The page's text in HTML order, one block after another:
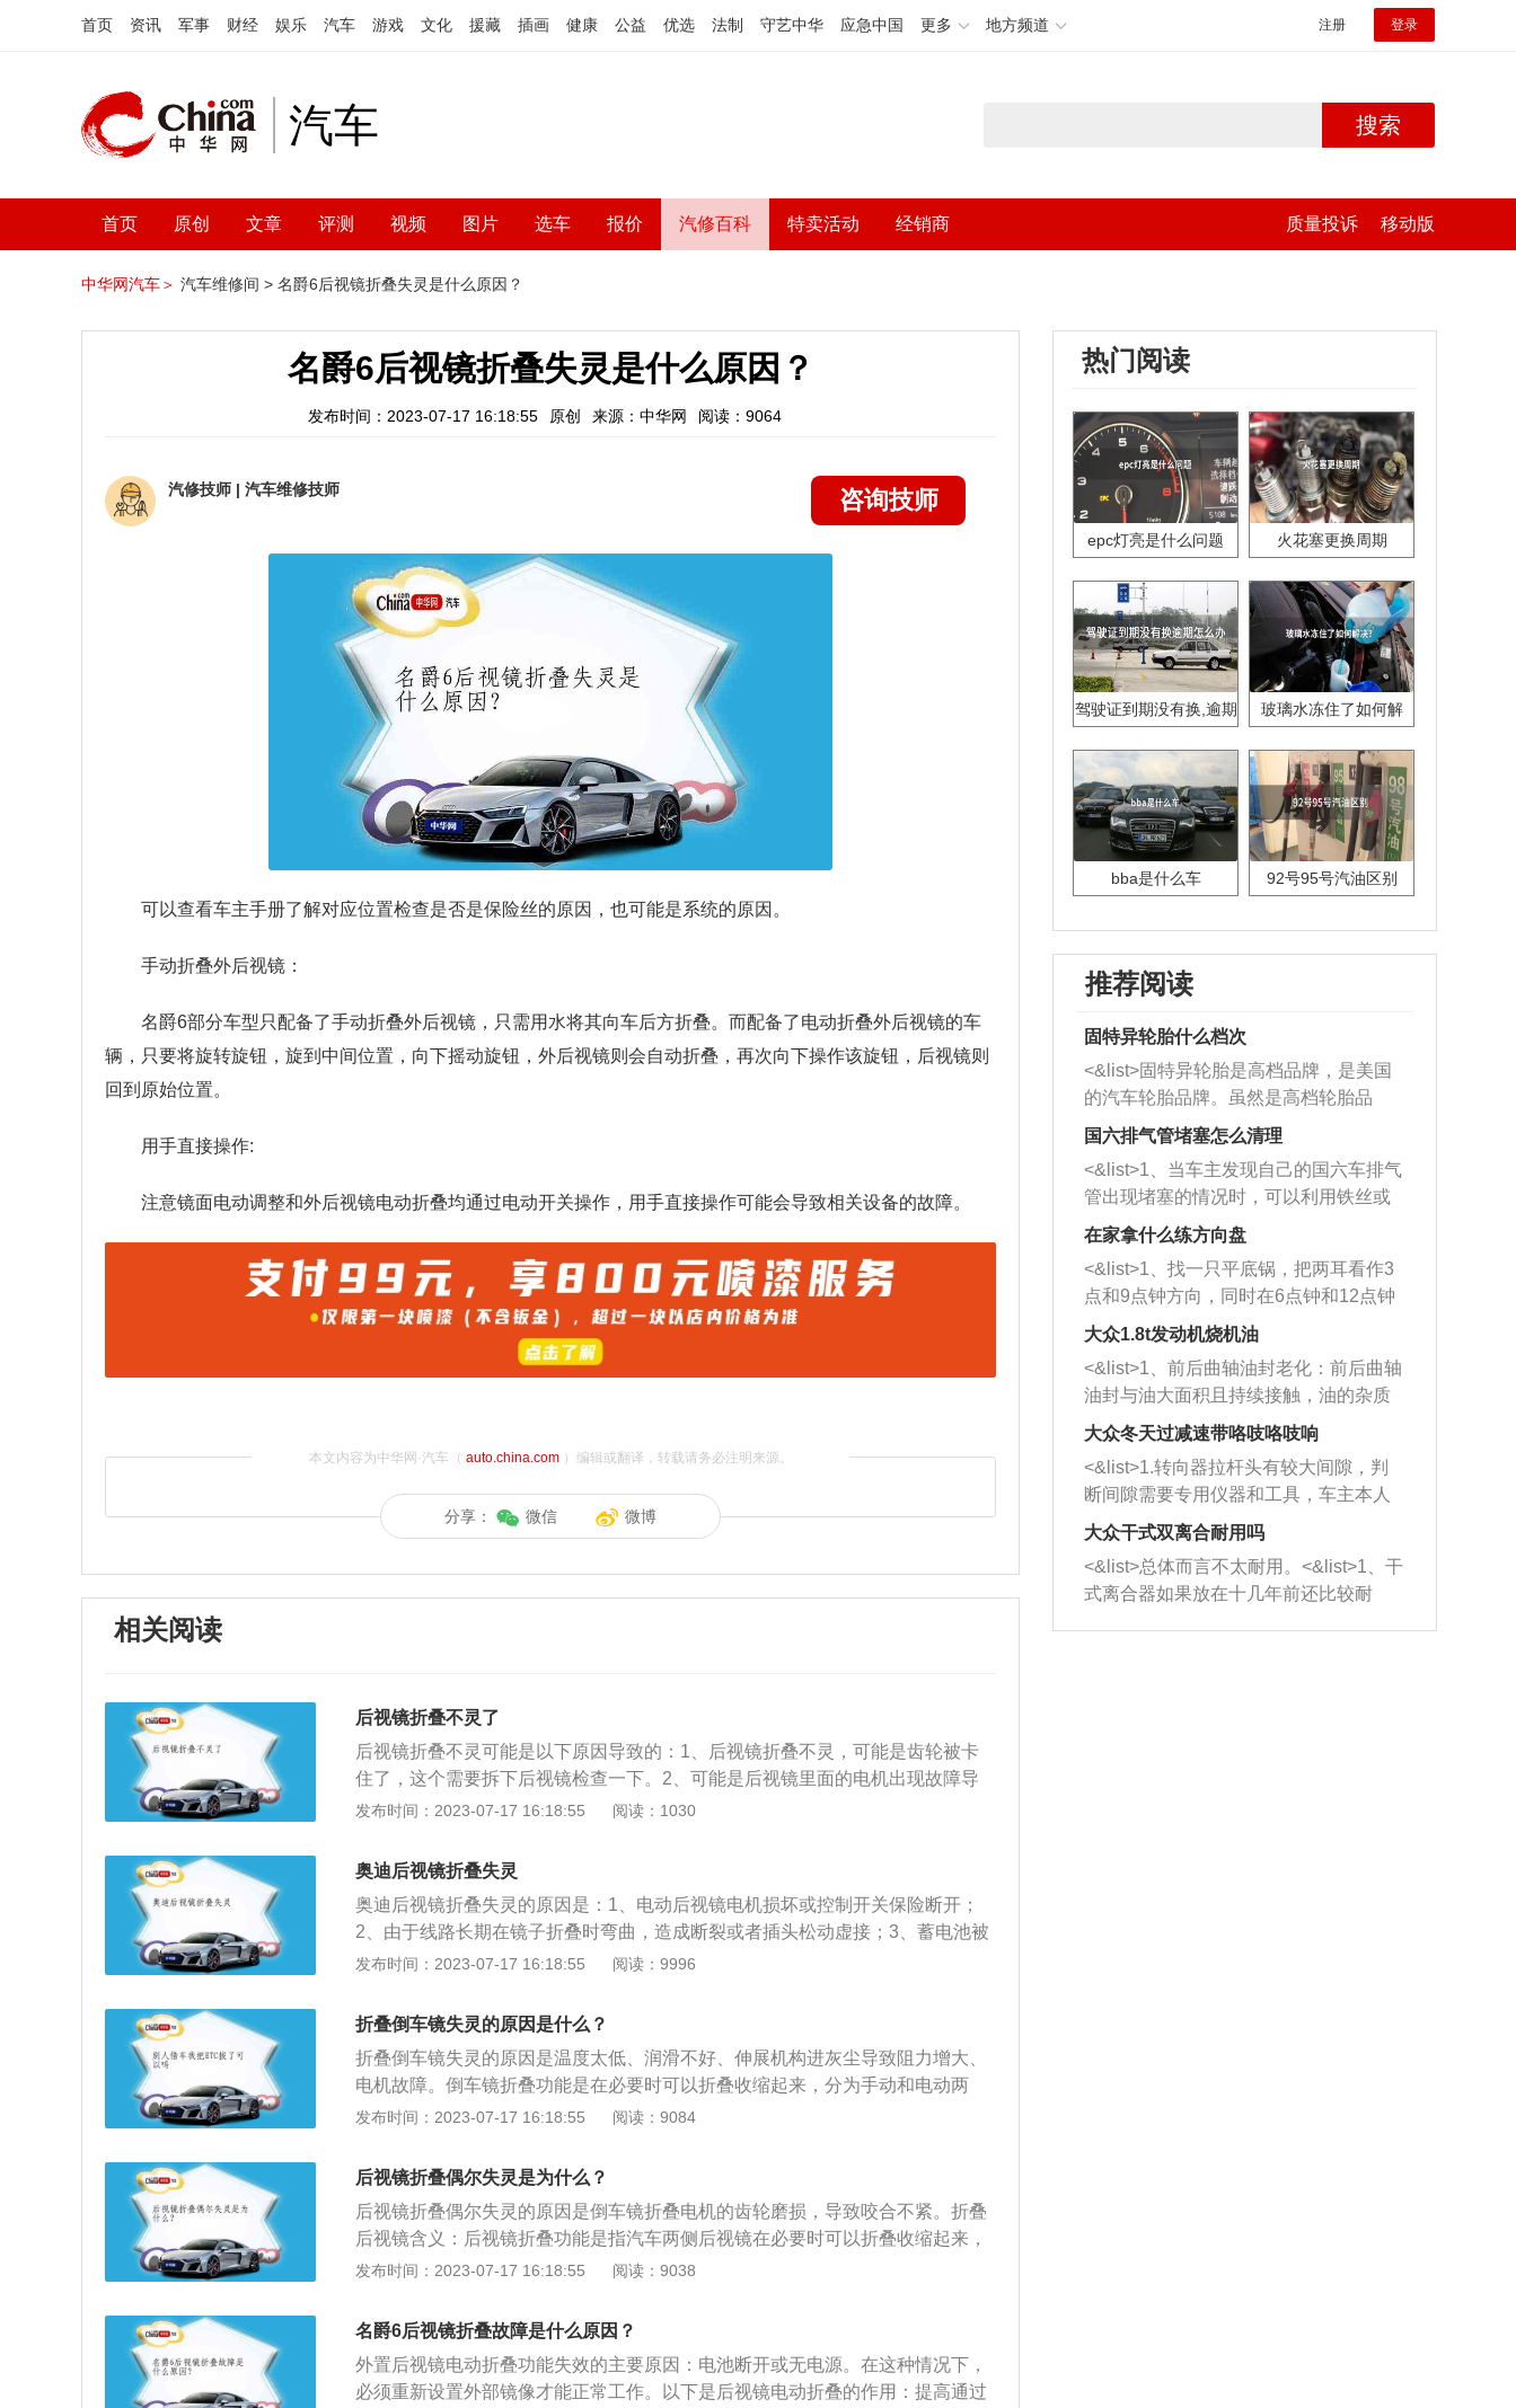
首页 资讯 军事 财经 娱乐 汽车 游戏 文化 援藏 插画 健康 公益 优选 法制 守艺中华 应急中国 更多 地方频道 注册 登录
汽车 搜索
首页 原创 文章 评测 视频 图片 选车 报价 汽修百科 特卖活动 经销商 质量投诉 移动版
中华网汽车＞ 汽车维修间 > 名爵6后视镜折叠失灵是什么原因？
名爵6后视镜折叠失灵是什么原因？
发布时间：2023-07-17 16:18:55 原创 来源：中华网 阅读：9064
汽修技师 | 汽车维修技师 咨询技师
可以查看车主手册了解对应位置检查是否是保险丝的原因，也可能是系统的原因。
手动折叠外后视镜：
名爵6部分车型只配备了手动折叠外后视镜，只需用水将其向车后方折叠。而配备了电动折叠外后视镜的车
辆，只要将旋转旋钮，旋到中间位置，向下摇动旋钮，外后视镜则会自动折叠，再次向下操作该旋钮，后视镜则
回到原始位置。
用手直接操作:
注意镜面电动调整和外后视镜电动折叠均通过电动开关操作，用手直接操作可能会导致相关设备的故障。
本文内容为中华网·汽车（ auto.china.com）编辑或翻译，转载请务必注明来源。
分享： 微信 微博
相关阅读
后视镜折叠不灵了
后视镜折叠不灵可能是以下原因导致的：1、后视镜折叠不灵，可能是齿轮被卡
住了，这个需要拆下后视镜检查一下。2、可能是后视镜里面的电机出现故障导
致，需要更换新的后视镜电机才能解决这个问题。3、还有就是保险丝坏了也会
视镜作为安装在车辆上宽度最宽的零部件，在造成相擦的情况下，最易受到冲
击，后视镜电动折叠就可以避免后视镜被擦伤。2、提高车子的通过性。具有折
叠功能的后视镜，在通过狭窄路段时可以收缩起来，提高了车子的通过性。3、
保护后视镜镜面。后视镜电动折叠功能可以在车主离开汽车后折叠后视镜，保护
后视镜镜面。
发布时间：2023-07-17 16:18:55 阅读：1030
奥迪后视镜折叠失灵
奥迪后视镜折叠失灵的原因是：1、电动后视镜电机损坏或控制开关保险断开；
2、由于线路长期在镜子折叠时弯曲，造成断裂或者插头松动虚接；3、蓄电池被
断开或没电。解决办法是：1、可以找人协助在车内操纵后视镜开关，车主将手
动，而后视镜没动作，其是张开闭合的齿轮机构损坏了；3、先检查后视镜折叠
线路的保险丝，如果保险丝没问题那很大可能就是开关坏了，更换开关即可。后
视镜作为安装在车辆上的零部件，在造成摩擦的情况下，易受到冲击，为了避免
擦伤，就需要后视镜有折叠功能。具有折叠功能的后视镜，在通过狭窄路段时可
以将其收缩起来，提高了车辆的通过性，在驾驶员离开车的时候，也可以将后视
发布时间：2023-07-17 16:18:55 阅读：9996
折叠倒车镜失灵的原因是什么？
折叠倒车镜失灵的原因是温度太低、润滑不好、伸展机构进灰尘导致阻力增大、
电机故障。倒车镜折叠功能是在必要时可以折叠收缩起来，分为手动和电动两
种。配备了电动折叠倒车镜的车内有一个按钮，按下后两个倒车镜即可折叠起
可使车辆在狭窄路段会车时提高通过空间，保护后视镜免遭损害。自动倒车镜折
叠打不开解决的方法是：检查倒车镜折叠线路的保险丝和开关状况；检查倒车镜
电机的工作状况，电机无震动则说明电机故障；电机震动，后视镜没动作，说明
张开闭合的齿轮机构损坏，需更换齿轮。
发布时间：2023-07-17 16:18:55 阅读：9084
后视镜折叠偶尔失灵是为什么？
后视镜折叠偶尔失灵的原因是倒车镜折叠电机的齿轮磨损，导致咬合不紧。折叠
后视镜含义：后视镜折叠功能是指汽车两侧后视镜在必要时可以折叠收缩起来，
分为手动和电动两种。折叠后视镜作用：作为安装在车辆上零部件，在造成摩擦
被电动折叠马达旋转到销中心轴上。上部表面凸起结构防止定位块与电动折叠电
机一起旋转。弹簧和弹性环不会由于弹簧压缩而与衬底一起转动。电动折叠电机
本身没有极限限位功能，电折叠是由极限结构控制。
发布时间：2023-07-17 16:18:55 阅读：9038
名爵6后视镜折叠故障是什么原因？
外置后视镜电动折叠功能失效的主要原因：电池断开或无电源。在这种情况下，
必须重新设置外部镜像才能正常工作。以下是后视镜电动折叠的作用：提高通过
热门阅读
epc灯亮是什么问题 火花塞更换周期
驾驶证到期没有换,逾期
玻璃水冻住了如何解
bba是什么车 92号95号汽油区别
推荐阅读
固特异轮胎什么档次
<&list>固特异轮胎是高档品牌，是美国
的汽车轮胎品牌。虽然是高档轮胎品
牌，但是中高低端的轮胎都有生产，这
也是为了更好的开拓市场。
国六排气管堵塞怎么清理
<&list>1、当车主发现自己的国六车排气
管出现堵塞的情况时，可以利用铁丝或
者是细棍，直接将杂物给取出来，如果
堵塞情况比较严重，也可以采取应急措
施。 <&list>2、直接利用木棍将所有的
杂物推到排气管里面的位置处，然后将
三元催化器拆解开，就可以将堵塞的东
西取出来。但如果是因为积碳过多引起
的堵塞，就需要将三元催化器泡在草酸
洗剂对堵塞的情况得到解决，将清洗剂
放在燃油箱中，与燃油混合后，车辆启
动时，就可以和汽油一起进入到燃烧
室，最后形成废气排出，就可以让三元
催化器得到清洗，排气管堵塞的情况就
能够得到解决。
在家拿什么练方向盘
<&list>1、找一只平底锅，把两耳看作3
点和9点钟方向，同时在6点钟和12点钟
方向做一个标记。 <&list>2、双手握住
一圈半的练习，往右同样也要打相同的
圈数。 <&list>3、最后强调要反复练
习，这样就可以形成肌肉记忆，在真实
驾驶车辆时，不需要记忆也能打好方
向。
大众1.8t发动机烧机油
<&list>1、前后曲轴油封老化：前后曲轴
油封与油大面积且持续接触，油的杂质
和发动机内持续温度变化使其密封效果
逐渐减弱，导致渗油或漏油。<&list>2、
活塞间隙过大：积碳会使活塞环与缸体
的间隙扩大，导致机油流入燃烧室中，
造成烧机油。<&list>3、机油粘度。使用
机油粘度过小的话，同样会有烧机油现
象，机油粘度过小具有很好的流动性，
大众冬天过减速带咯吱咯吱响
<&list>1.转向器拉杆头有较大间隙，判
断间隙需要专用仪器和工具，车主本人
无法制作，需要将车辆送到修理厂或4s
店；<&list>2.车辆半轴套管防尘罩破
裂，破裂后会出现漏油现象，使半轴磨
损严重，磨损的半轴容易损坏，产生异
响；<&list>3.稳定器的转向胶套和球头
大众干式双离合耐用吗
<&list>总体而言不太耐用。<&list>1、干
式离合器如果放在十几年前还比较耐